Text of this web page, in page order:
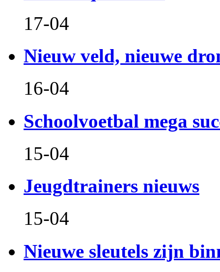
17-04
Nieuw veld, nieuwe
16-04
Schoolvoetbal mega
15-04
Jeugdtrainers nieuws
15-04
Nieuwe sleutels zijn